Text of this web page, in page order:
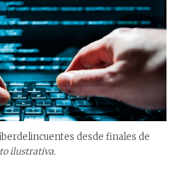
desde finales de
ilustrativa.